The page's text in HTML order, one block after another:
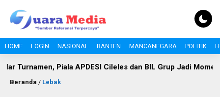
HOME LOGIN NASIONAL BANTEN MANCANEGARA POLITIK
Piala APDESI Cileles dan BIL Grup Jadi Momentum
Beranda / Lebak